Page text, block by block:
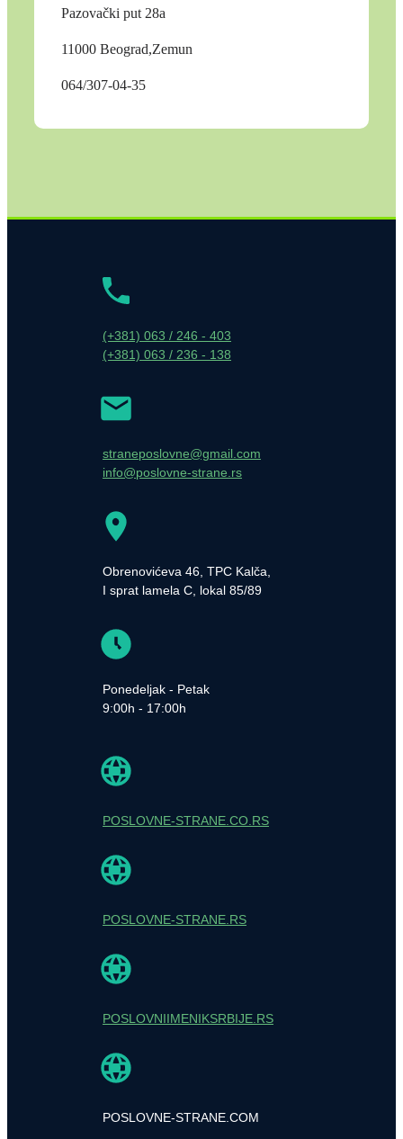
Pazovački put 28a
11000 Beograd,Zemun
064/307-04-35
(+381) 063 / 246 - 403
(+381) 063 / 236 - 138
straneposlovne@gmail.com
info@poslovne-strane.rs
Obrenovićeva 46, TPC Kalča,
I sprat lamela C, lokal 85/89
Ponedeljak - Petak
9:00h - 17:00h
POSLOVNE-STRANE.CO.RS
POSLOVNE-STRANE.RS
POSLOVNIIMENIKSRBIJE.RS
POSLOVNE-STRANE.COM